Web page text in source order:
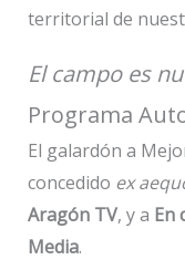
territorial de
El campo es
Programa
El galardón a
concedido ex
Aragón TV, y a En
Media.